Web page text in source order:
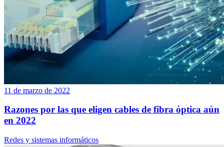
11 de marzo de 2022
Razones por las que eligen cables de fibra óptica aún
en 2022
Redes y sistemas informáticos